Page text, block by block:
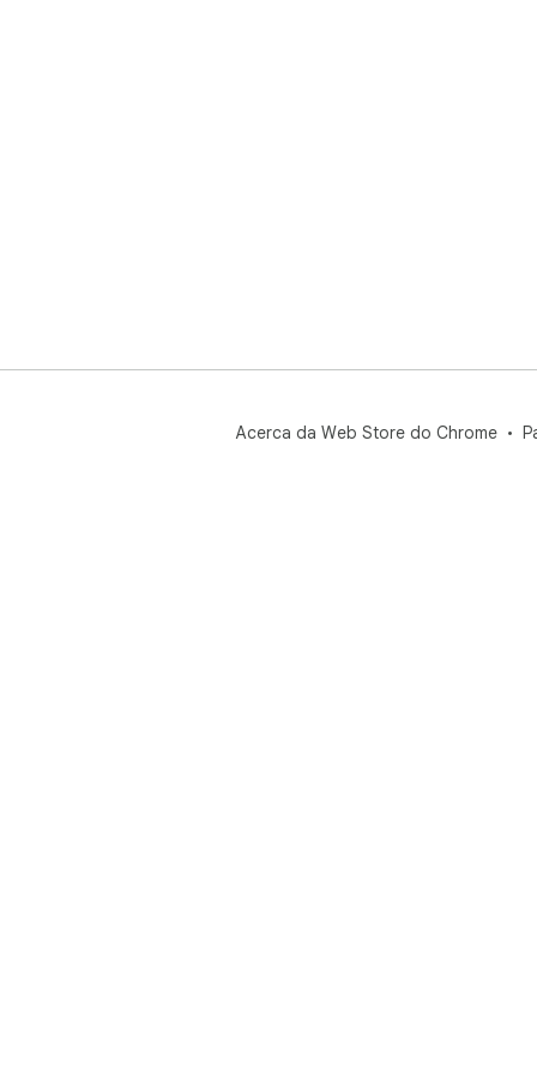
Acerca da Web Store do Chrome